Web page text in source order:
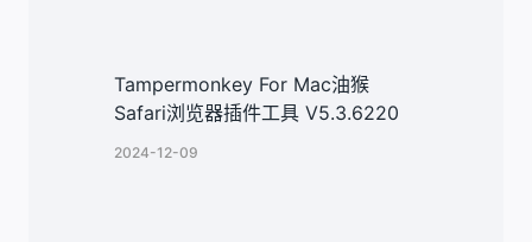
Tampermonkey For Mac油猴
Safari浏览器插件工具 V5.3.6220
2024-12-09